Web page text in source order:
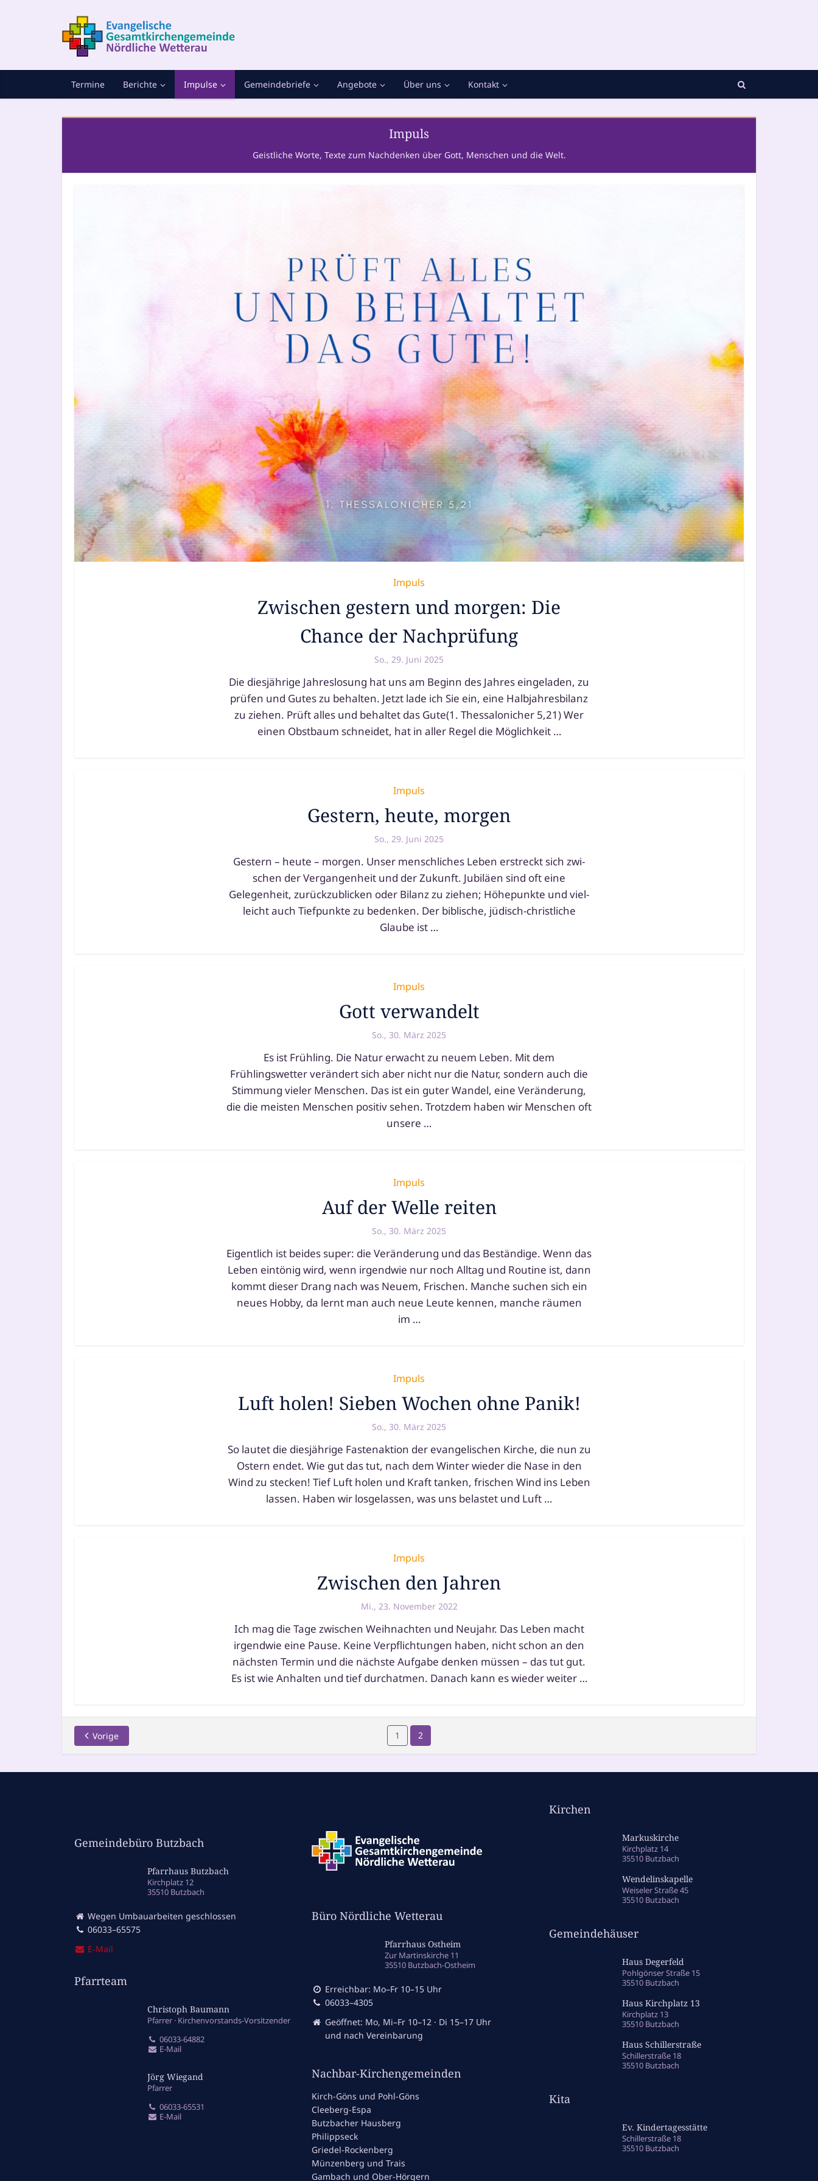
Termine Berichte Impulse Gemeindebriefe Angebote Über uns Kontakt
Impuls
Geistliche Worte, Texte zum Nachdenken über Gott, Menschen und die Welt.
Impuls
Zwischen gestern und morgen: Die
Chance der Nachprüfung
So., 29. Juni 2025
Die dies­jäh­ri­ge Jahreslosung hat uns am Beginn des Jahres ein­ge­la­den, zu
prü­fen und Gutes zu behal­ten. Jetzt lade ich Sie ein, eine Halbjahresbilanz
zu ziehen. Prüft alles und behal­tet das Gute(1. Thessalonicher 5,21) Wer
einen Obstbaum schnei­det, hat in aller Regel die Möglichkeit …
Impuls
Gestern, heute, morgen
So., 29. Juni 2025
Gestern – heu­te – mor­gen. Unser mensch­li­ches Leben erstreckt sich zwi­
schen der Vergangenheit und der Zukunft. Jubiläen sind oft eine
Gelegenheit, zurück­zu­bli­cken oder Bilanz zu zie­hen; Höhepunkte und viel­
leicht auch Tiefpunkte zu beden­ken. Der bibli­sche, jüdisch-christ­li­che
Glaube ist …
Impuls
Gott verwandelt
So., 30. März 2025
Es ist Frühling. Die Natur erwacht zu neu­em Leben. Mit dem
Frühlingswetter ver­än­dert sich aber nicht nur die Natur, son­dern auch die
Stimmung vie­ler Menschen. Das ist ein guter Wandel, eine Veränderung,
die die meis­ten Menschen posi­tiv sehen. Trotzdem haben wir Menschen oft
unse­re …
Impuls
Auf der Welle reiten
So., 30. März 2025
Eigentlich ist bei­des super: die Veränderung und das Beständige. Wenn das
Leben ein­tö­nig wird, wenn irgend­wie nur noch Alltag und Routine ist, dann
kommt die­ser Drang nach was Neuem, Frischen. Manche suchen sich ein
neu­es Hobby, da lernt man auch neue Leute ken­nen, man­che räu­men
im …
Impuls
Luft holen! Sieben Wochen ohne Panik!
So., 30. März 2025
So lau­tet die dies­jäh­ri­ge Fastenaktion der evan­ge­li­schen Kirche, die nun zu
Ostern endet. Wie gut das tut, nach dem Winter wie­der die Nase in den
Wind zu ste­cken! Tief Luft holen und Kraft tan­ken, fri­schen Wind ins Leben
las­sen. Haben wir los­ge­las­sen, was uns belas­tet und Luft …
Impuls
Zwischen den Jahren
Mi., 23. November 2022
Ich mag die Tage zwi­schen Weihnachten und Neujahr. Das Leben macht
irgend­wie eine Pause. Keine Verpflichtungen haben, nicht schon an den
nächs­ten Termin und die nächs­te Aufgabe den­ken müs­sen – das tut gut.
Es ist wie Anhalten und tief durch­at­men. Danach kann es wie­der wei­ter …
Vorige 1 2
Gemeindebüro Butzbach
Pfarrhaus Butzbach
Kirchplatz 12
35510 Butzbach
Wegen Umbauarbeiten geschlossen
06033–65575
E‑Mail
Pfarrteam
Christoph Baumann
Pfarrer Kirchenvorstands-Vorsitzender
06033-64882
E-Mail
Jörg Wiegand
Pfarrer
06033-65531
E-Mail
Büro Nördliche Wetterau
Pfarrhaus Ostheim
Zur Martinskirche 11
35510 Butzbach-Ostheim
Erreichbar: Mo–Fr 10–15 Uhr
06033–4305
Geöffnet: Mo, Mi–Fr 10–12 · Di 15–17 Uhr
und nach Vereinbarung
Nachbar-Kirchengemeinden
Kirch-Göns und Pohl-Göns
Cleeberg-Espa
Butzbacher Hausberg
Philippseck
Griedel-Rockenberg
Münzenberg und Trais
Gambach und Ober-Hörgern
Kirchen
Markuskirche
Kirchplatz 14
35510 Butzbach
Wendelinskapelle
Weiseler Straße 45
35510 Butzbach
Gemeindehäuser
Haus Degerfeld
Pohlgönser Straße 15
35510 Butzbach
Haus Kirchplatz 13
Kirchplatz 13
35510 Butzbach
Haus Schillerstraße
Schillerstraße 18
35510 Butzbach
Kita
Ev. Kindertagesstätte
Schillerstraße 18
35510 Butzbach